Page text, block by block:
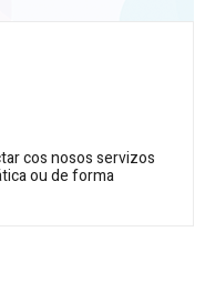
cos nosos servizos
ou de forma